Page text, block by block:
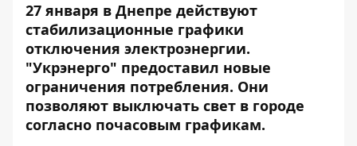
27 января в Днепре действуют
стабилизационные графики
отключения электроэнергии.
"Укрэнерго" предоставил новые
ограничения потребления. Они
позволяют выключать свет в городе
согласно почасовым графикам.